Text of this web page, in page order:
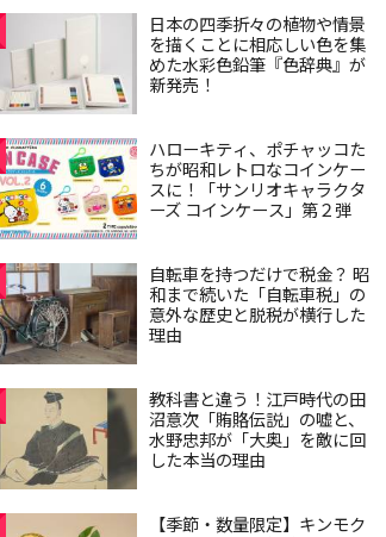
日本の四季折々の植物や情景
を描くことに相応しい色を集
めた水彩色鉛筆『色辞典』が
新発売！
ハローキティ、ポチャッコた
ちが昭和レトロなコインケー
スに！「サンリオキャラクタ
ーズ コインケース」第２弾
自転車を持つだけで税金？ 昭
和まで続いた「自転車税」の
意外な歴史と脱税が横行した
理由
教科書と違う！江戸時代の田
沼意次「賄賂伝説」の嘘と、
水野忠邦が「大奥」を敵に回
した本当の理由
【季節・数量限定】キンモク